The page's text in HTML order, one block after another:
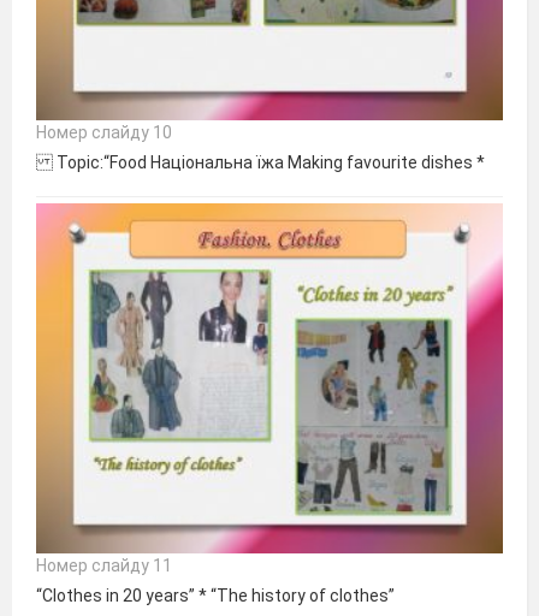
Номер слайду 10
Topic:“Food Національна їжа Making favourite dishes *
Номер слайду 11
“Clothes in 20 years” * “The history of clothes”